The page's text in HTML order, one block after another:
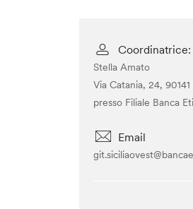
Coordinatrice:
Stella Amato
Via Catania, 24,
presso Filiale Banca
Email